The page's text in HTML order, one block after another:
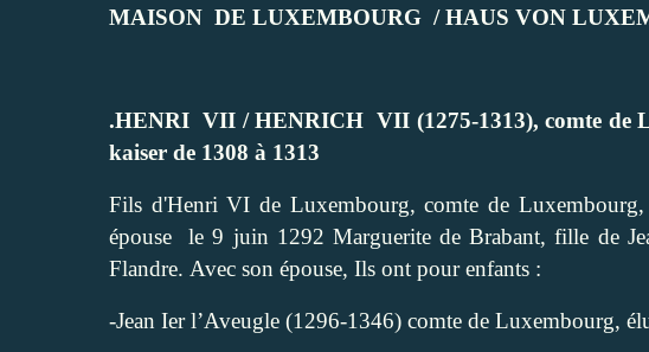
MAISON DE LUXEMBOURG / HAUS VON
.HENRI VII / HENRICH VII (1275-1313), comte de
kaiser de 1308 à 1313
Fils d'Henri VI de Luxembourg, comte de
épouse
le 9 juin 1292 Marguerite de Brabant, fille de
Flandre. Avec son épouse, Ils ont pour enfants :
-Jean Ier l’Aveugle (1296-1346) comte de Luxembourg,